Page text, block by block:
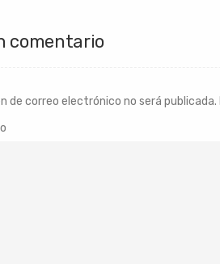
comentario
de correo electrónico no será publicada.